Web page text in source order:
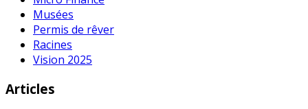
Musées
Permis de rêver
Racines
Vision 2025
Articles